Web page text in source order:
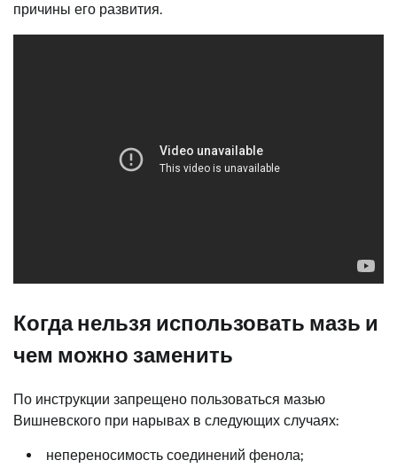
причины его развития.
Когда нельзя использовать мазь и
чем можно заменить
По инструкции запрещено пользоваться мазью
Вишневского при нарывах в следующих случаях:
непереносимость соединений фенола;